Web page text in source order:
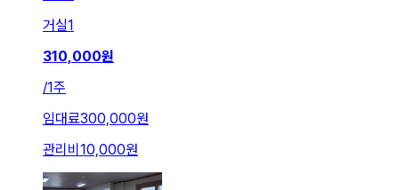
거실1
310,000원
/1주
임대료300,000원
관리비 10,000원